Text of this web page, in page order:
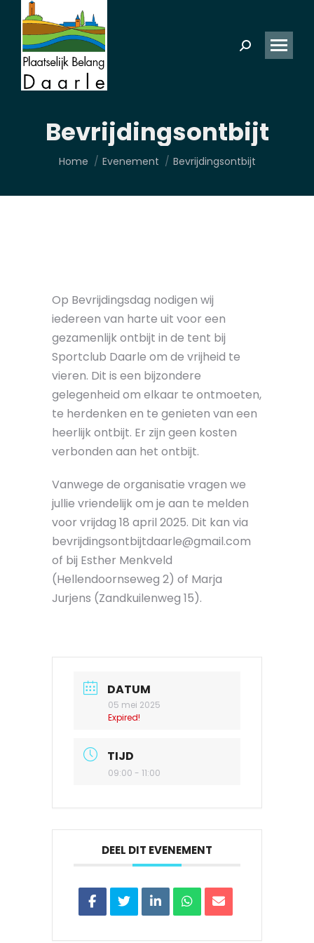
Zoeken:
Bevrijdingsontbijt
Je bent hier:
Home Evenement Bevrijdingsontbijt
Op Bevrijdingsdag nodigen wij
iedereen van harte uit voor een
gezamenlijk ontbijt in de tent bij
Sportclub Daarle om de vrijheid te
vieren. Dit is een bijzondere
gelegenheid om elkaar te ontmoeten,
te herdenken en te genieten van een
heerlijk ontbijt. Er zijn geen kosten
verbonden aan het ontbijt.
Vanwege de organisatie vragen we
jullie vriendelijk om je aan te melden
voor vrijdag 18 april 2025. Dit kan via
bevrijdingsontbijtdaarle@gmail.com
of bij Esther Menkveld
(Hellendoornseweg 2) of Marja
Jurjens (Zandkuilenweg 15).
DATUM
05 mei 2025
Expired!
TIJD
09:00 - 11:00
DEEL DIT EVENEMENT